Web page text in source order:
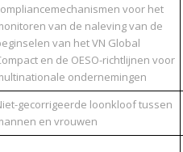
voor het
van de naleving van de
van het VN Global
en de OESO-richtlijnen voor
ondernemingen
gecorrigeerde loonkloof tussen
en vrouwen